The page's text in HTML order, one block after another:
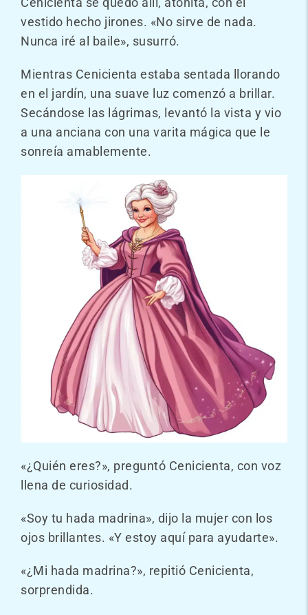
vestido hecho jirones. «No sirve de nada.
Nunca iré al baile», susurró.
Mientras Cenicienta estaba sentada llorando
en el jardín, una suave luz comenzó a brillar.
Secándose las lágrimas, levantó la vista y vio
a una anciana con una varita mágica que le
sonreía amablemente.
«¿Quién eres?», preguntó Cenicienta, con voz
llena de curiosidad.
«Soy tu hada madrina», dijo la mujer con los
ojos brillantes. «Y estoy aquí para ayudarte».
«¿Mi hada madrina?», repitió Cenicienta,
sorprendida.